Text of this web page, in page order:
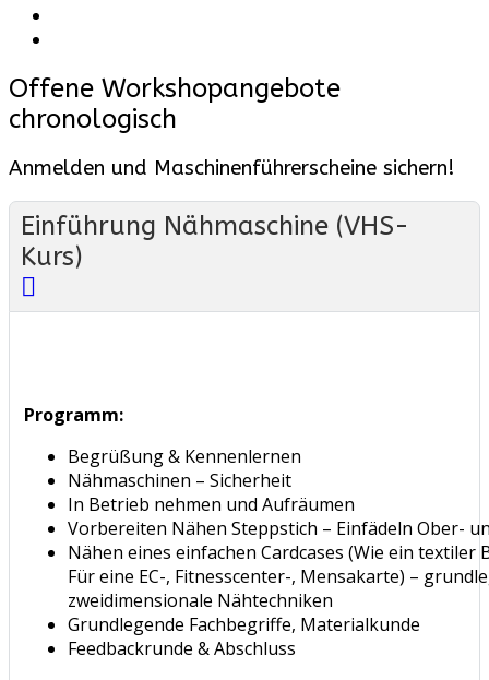
Offene Workshopangebote
chronologisch
Anmelden und Maschinenführerscheine sichern!
Einführung Nähmaschine (VHS-
Kurs)
Programm:
Begrüßung & Kennenlernen
Nähmaschinen – Sicherheit
In Betrieb nehmen und Aufräumen
Vorbereiten Nähen Steppstich – Einfädeln Ober-
Nähen eines einfachen Cardcases (Wie ein textiler
Für eine EC-, Fitnesscenter-, Mensakarte) –
zweidimensionale Nähtechniken
Grundlegende Fachbegriffe, Materialkunde
Feedbackrunde & Abschluss